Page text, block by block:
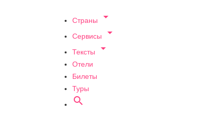
Страны 
Сервисы 
Тексты 
Отели
Билеты
Туры
